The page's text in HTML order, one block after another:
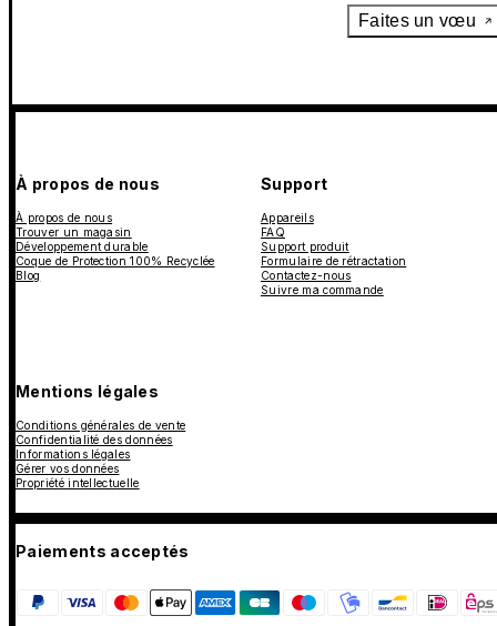
Faites un vœu
À propos de nous
À propos de nous
Trouver un magasin
Développement durable
Coque de Protection 100% Recyclée
Blog
Support
Appareils
FAQ
Support produit
Formulaire de rétractation
Contactez-nous
Suivre ma commande
Mentions légales
Conditions générales de vente
Confidentialité des données
Informations légales
Gérer vos données
Propriété intellectuelle
Paiements acceptés